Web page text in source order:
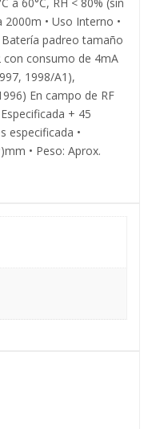
• Uso Interno •
padreo tamaño
con consumo de 4mA
1998/A1),
En campo de RF
+ 45
especificada •
• Peso: Aprox.